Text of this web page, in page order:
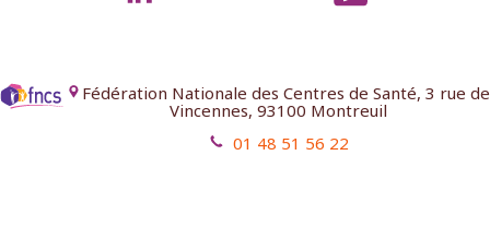
Fédération Nationale des Centres de Santé, 3 rue de
Vincennes, 93100 Montreuil
01 48 51 56 22